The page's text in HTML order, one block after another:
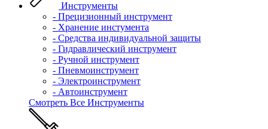
Инструменты
- Прецизионный инструмент
- Хранение инстумента
- Средства индивидуальной защиты
- Гидравлический инструмент
- Ручной инструмент
- Пневмоинструмент
- Электроинструмент
- Автоинструмент
Смотреть Все Инструменты